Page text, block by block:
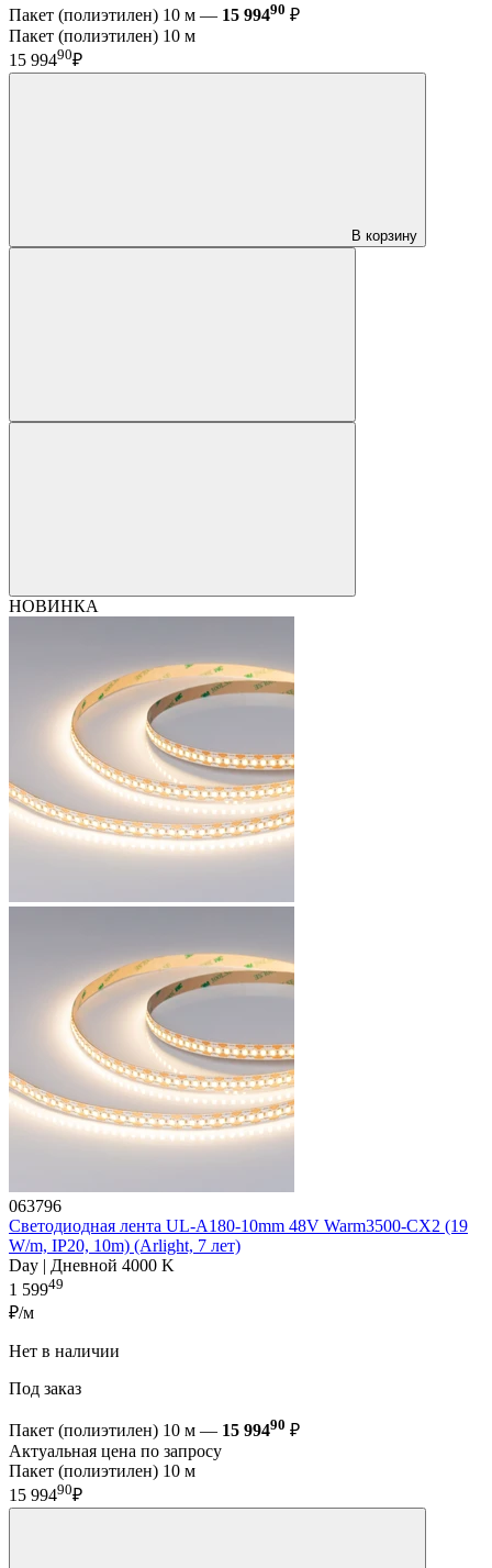
Пакет (полиэтилен) 10 м — 15 99490 ₽
Пакет (полиэтилен) 10 м
15 99490₽
В корзину
НОВИНКА
063796
Светодиодная лента UL-A180-10mm 48V Warm3500-CX2 (19
W/m, IP20, 10m) (Arlight, 7 лет)
Day | Дневной 4000 K
1 59949
₽/м
Нет в наличии
Под заказ
Пакет (полиэтилен) 10 м — 15 99490 ₽
Актуальная цена по запросу
Пакет (полиэтилен) 10 м
15 99490₽